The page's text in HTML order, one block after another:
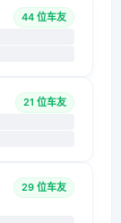
44 位车友
21 位车友
29 位车友